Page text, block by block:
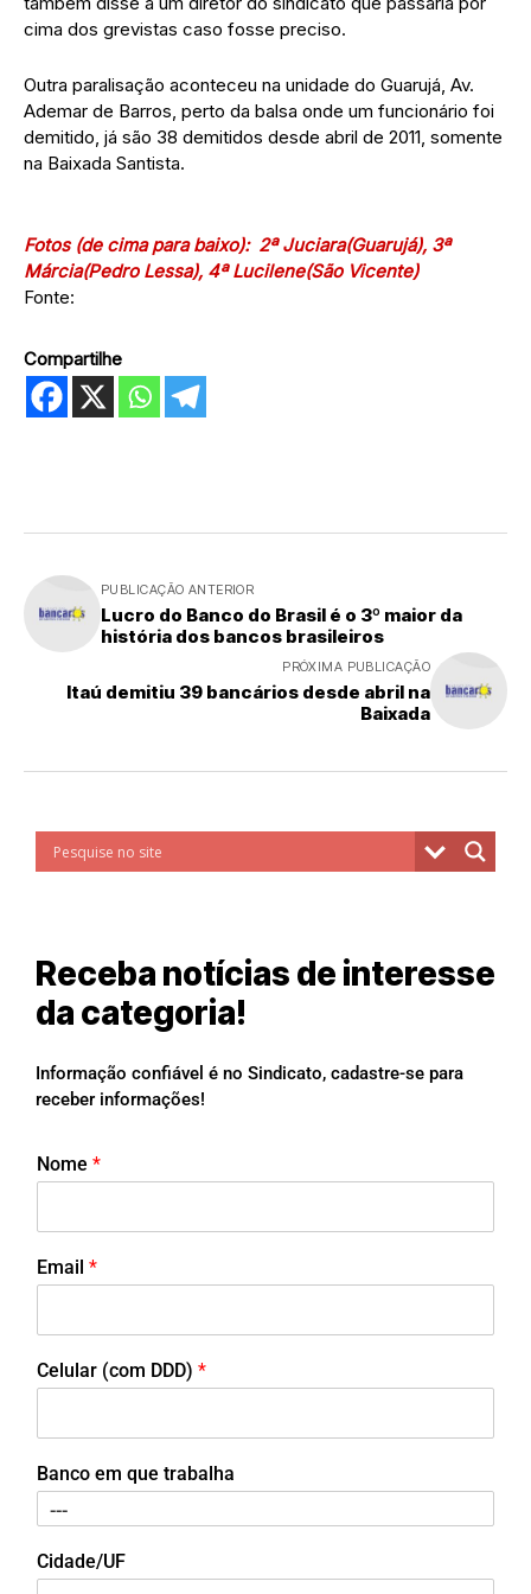
cima dos grevistas caso fosse preciso.
Outra paralisação aconteceu na unidade do Guarujá, Av.
Ademar de Barros, perto da balsa onde um funcionário foi
demitido, já são 38 demitidos desde abril de 2011, somente
na Baixada Santista.
Fotos (de cima para baixo): 2ª Juciara(Guarujá), 3ª
Márcia(Pedro Lessa), 4ª Lucilene(São Vicente)
Fonte:
Compartilhe
PUBLICAÇÃO ANTERIOR
Lucro do Banco do Brasil é o 3º maior da
história dos bancos brasileiros
PRÓXIMA PUBLICAÇÃO
Itaú demitiu 39 bancários desde abril na
Baixada
Receba notícias de interesse
da categoria!
Informação confiável é no Sindicato, cadastre-se para
receber informações!
Nome *
Email *
Celular (com DDD) *
Banco em que trabalha
Cidade/UF